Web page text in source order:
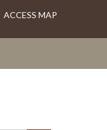
ACCESS MAP